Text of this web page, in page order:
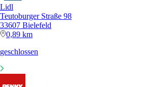
Lidl
Teutoburger Straße 98
33607 Bielefeld
0,89 km
geschlossen